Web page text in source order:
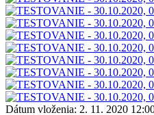
Dátum vloženia: 2. 11. 2020